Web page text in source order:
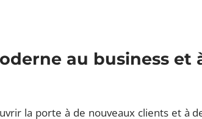
au business et
la porte à de nouveaux clients et à